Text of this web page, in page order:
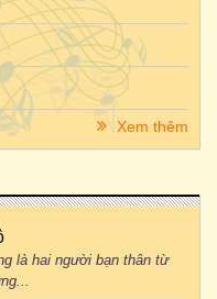
Xem thêm
là hai người bạn thân từ